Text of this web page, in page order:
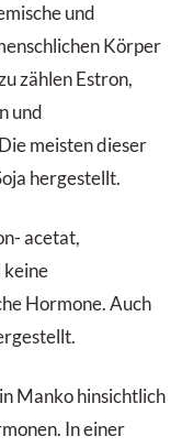
und
Körper
zählen Estron,
und
meisten dieser
hergestellt.
acetat,
keine
Hormone. Auch
Manko hinsichtlich
In einer